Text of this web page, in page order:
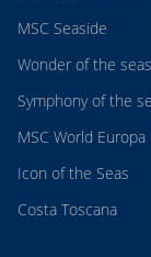
MSC Seaside
Wonder of the seas
Symphony of the
MSC World Europa
Icon of the Seas
Costa Toscana